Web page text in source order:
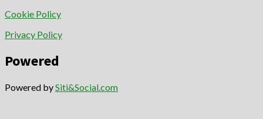
Cookie Policy
Privacy Policy
Powered
Powered bySiti&Social.com